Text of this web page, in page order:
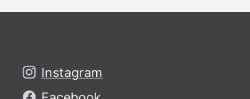
Instagram